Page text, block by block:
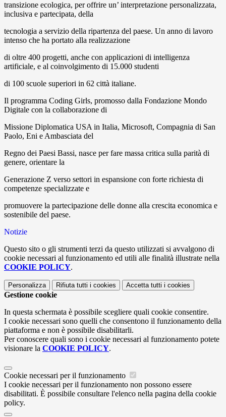
transizione ecologica, per offrire un’ interpretazione personalizzata,
inclusiva e partecipata, della
tecnologia a servizio della ripartenza del paese. Un anno di lavoro
intenso che ha portato alla realizzazione
di oltre 400 progetti, anche con applicazioni di intelligenza
artificiale, e al coinvolgimento di 15.000 studenti
di 100 scuole superiori in 62 città italiane.
Il programma Coding Girls, promosso dalla Fondazione Mondo
Digitale con la collaborazione di
Missione Diplomatica USA in Italia, Microsoft, Compagnia di San
Paolo, Eni e Ambasciata del
Regno dei Paesi Bassi, nasce per fare massa critica sulla parità di
genere, orientare la
Generazione Z verso settori in espansione con forte richiesta di
competenze specializzate e
promuovere la partecipazione delle donne alla crescita economica e
sostenibile del paese.
Notizie
Questo sito o gli strumenti terzi da questo utilizzati si avvalgono di
cookie necessari al funzionamento ed utili alle finalità illustrate nella
COOKIE POLICY.
Personalizza Rifiuta tutti i cookies Accetta tutti i cookies
Gestione cookie
In questa schermata è possibile scegliere quali cookie consentire.
I cookie necessari sono quelli che consentono il funzionamento della
piattaforma e non è possibile disabilitarli.
Per conoscere quali sono i cookie necessari al funzionamento potete
visionare la COOKIE POLICY.
Cookie necessari per il funzionamento
I cookie necessari per il funzionamento non possono essere
disabilitati. È possibile consultare l'elenco nella pagina della cookie
policy.